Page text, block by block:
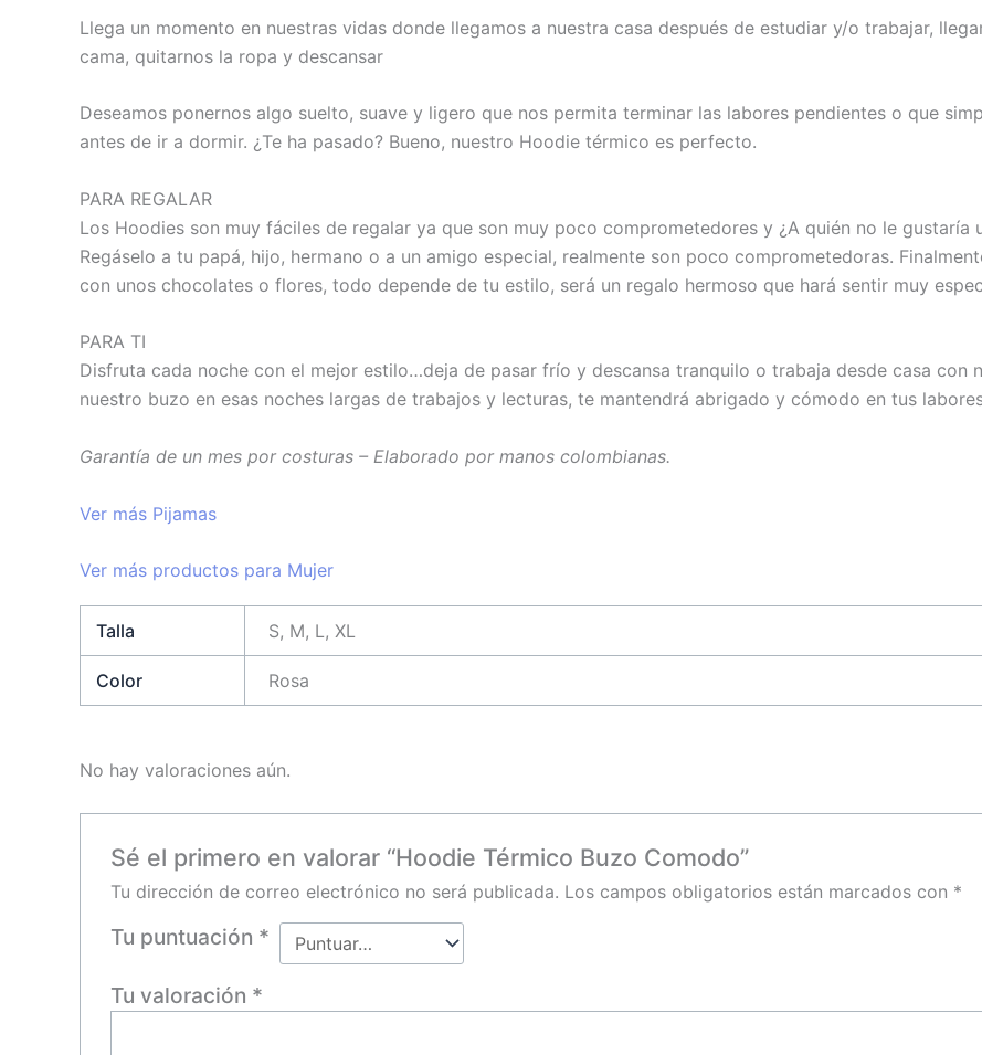
Llega un momento en nuestras vidas donde llegamos a nuestra casa después de estudiar y/o trabajar,
cama, quitarnos la ropa y descansar
Deseamos ponernos algo suelto, suave y ligero que nos permita terminar las labores pendientes o que
antes de ir a dormir. ¿Te ha pasado? Bueno, nuestro Hoodie térmico es perfecto.
PARA REGALAR
Los Hoodies son muy fáciles de regalar ya que son muy poco comprometedores y ¿A quién no le
Regáselo a tu papá, hijo, hermano o a un amigo especial, realmente son poco comprometedoras.
con unos chocolates o flores, todo depende de tu estilo, será un regalo hermoso que hará sentir muy
PARA TI
Disfruta cada noche con el mejor estilo…deja de pasar frío y descansa tranquilo o trabaja desde casa con
nuestro buzo en esas noches largas de trabajos y lecturas, te mantendrá abrigado y cómodo en tus
Garantía de un mes por costuras – Elaborado por manos colombianas.
Ver más Pijamas
Ver más productos para Mujer
Talla S, M, L, XL
Color Rosa
No hay valoraciones aún.
Sé el primero en valorar “Hoodie Térmico Buzo Comodo”
Tu dirección de correo electrónico no será publicada. Los campos obligatorios están marcados con *
Tu puntuación *
Tu valoración *